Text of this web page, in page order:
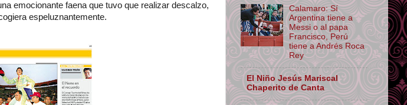
emocionante faena que tuvo que realizar descalzo,
espeluznantemente.
Calamaro: Sí
Argentina tiene a
Messi o al papa
Francisco, Perú
tiene a Andrés Roca
Rey
El Niño Jesús Mariscal
Chaperito de Canta